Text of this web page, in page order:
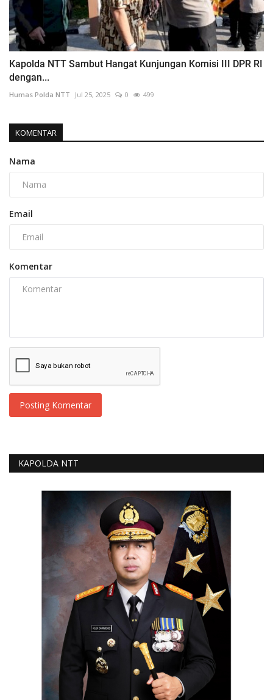
Kapolda NTT Sambut Hangat Kunjungan Komisi III DPR RI
dengan...
Humas Polda NTT Jul 25, 2025 0 499
KOMENTAR
Nama
Email
Komentar
Posting Komentar
KAPOLDA NTT